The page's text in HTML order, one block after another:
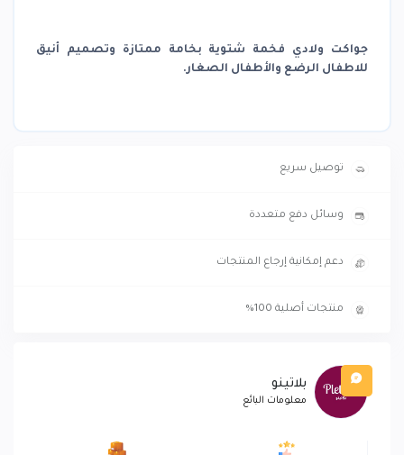
جواكت ولادي فخمة شتوية بخامة ممتازة وتصميم أنيق
للاطفال الرضع والأطفال الصغار.
توصيل سريع
وسائل دفع متعددة
دعم إمكانية إرجاع المنتجات
منتجات أصلية 100%
بلاتينو
معلومات البائع